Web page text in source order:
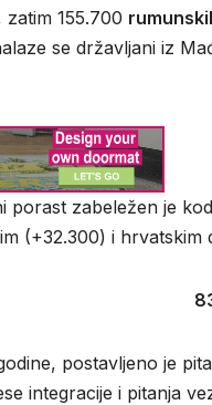
155.700
se državljani iz
porast zabeležen je
(+32.300) i hrvatskim
postavljeno je
integracije i pitanja